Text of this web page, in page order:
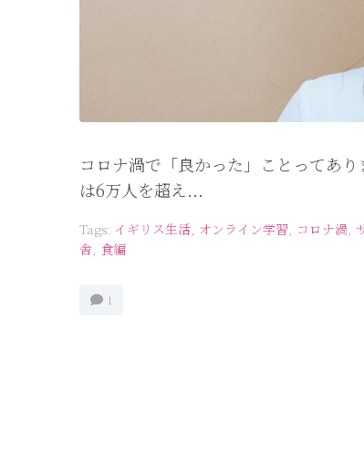
コロナ渦で「良かった」ことってあ
は6万人を超え...
Tags: イギリス生活, オンライン学習, コロナ渦,
舎, 食編
1